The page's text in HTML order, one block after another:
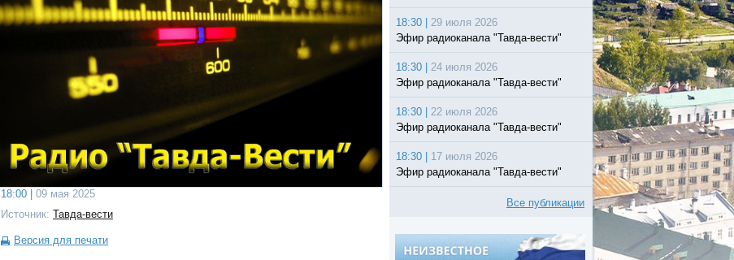
18:00 |
09 мая 2025
Источник: Тавда-вести
Версия для печати
18:30 |
29 июля 2026
Эфир радиоканала "Тавда-вести"
18:30 |
24 июля 2026
Эфир радиоканала "Тавда-вести"
18:30 |
22 июля 2026
Эфир радиоканала "Тавда-вести"
18:30 |
17 июля 2026
Эфир радиоканала "Тавда-вести"
Все публикации